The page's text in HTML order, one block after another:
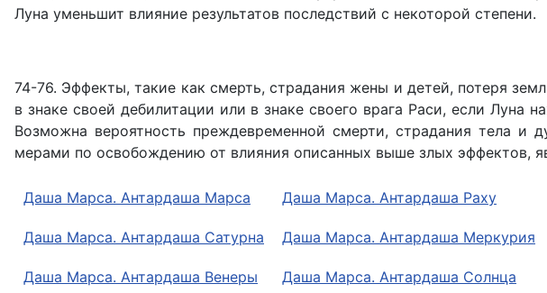
Луна уменьшит влияние результатов последствий с некоторой степени.
74-76. Эффекты, такие как смерть, страдания жены и детей, потеря
в знаке своей дебилитации или в знаке своего врага Раси, если
Возможна вероятность преждевременной смерти, страдания тела
мерами по освобождению от влияния описанных выше злых эффектов,
Даша Марса. Антардаша Марса Даша Марса. Антардаша Раху
Даша Марса. Антардаша Сатурна Даша Марса. Антардаша Меркурия
Даша Марса. Антардаша Венеры Даша Марса. Антардаша Солнца